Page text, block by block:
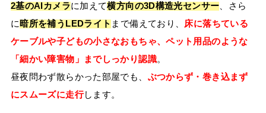
2基のAIカメラに加えて横方向の3D構造光センサー 、さら
に暗所を補うLEDライト まで備えており、 床に落ちている
ケーブルや子どもの小さなおもちゃ、ペット用品のような
「細かい障害物」までしっかり認識。
昼夜問わず散らかった部屋でも、 ぶつからず・巻き込まず
にスムーズに走行します。